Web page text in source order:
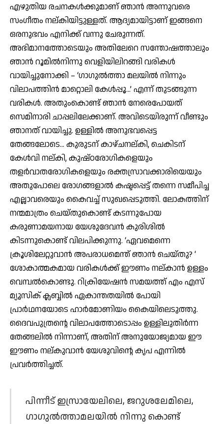
എഴുതിയ രചനകള്‍ക്കുമാണ് ഞാന്‍ അന്നുവരെ
സംഗീതം നല്കിയിട്ടുള്ളത്. ആദ്യമായിട്ടാണ് ഇങ്ങനെ
ഒരനുഭവം എനിക്ക് വന്നു ചേരുന്നത്.
അഭിമാനത്തോടെയും അതിലേറെ സന്തോഷത്താലും
ഞാന്‍ റൂമില്‍നിന്നു വെളിയിലിറങ്ങി വരികള്‍
വായിച്ചുനോക്കി – ‘ഗാഗുല്‍ത്താ മലയില്‍ നിന്നും
വിലാപത്തിന്‍ മാറ്റൊലി കേള്‍പ്പൂ…’ എന്ന് തുടങ്ങുന്ന
വരികള്‍. അതുംകൊണ്ട് ഞാന്‍ നേരെപോയത്
സെമിനാരി ചാപ്പലിലേക്കാണ്. അവിടെയിരുന്ന് വീണ്ടും
ഞാനത് വായിച്ചു. ഉള്ളില്‍ അനുഭവപ്പെട്ട
തേങ്ങലോടെ… കുരുടന് കാഴ്ചനല്കി, ചെകിടന്
കേള്‍വി നല്കി, കുഷ്ഠരോഗികളെയും
തളര്‍വാതരോഗികളെയും രക്തസ്രാവക്കാരിയെയും
അതുപോലെ രോഗങ്ങളാല്‍ കഷ്ടപ്പെട്ട് തന്നെ സമീപിച്ച
എല്ലാവരെയും കൈവച്ച് സുഖപ്പെടുത്തി. ലോകത്തിന്
നന്മമാത്രം ചെയ്തുകൊണ്ട് കടന്നുപോയ
കരുണാമയനായ യേശുദേവന്‍ കുരിശില്‍
കിടന്നുകൊണ്ട് വിലപിക്കുന്നു. ‘ഏവമെന്നെ
ക്രൂശിലേറ്റുവാന്‍ അപരാധമെന്ത് ഞാന്‍ ചെയ്തു? ‘
ശോകാത്മകമായ വരികള്‍ക്ക് ഈണം നല്കാന്‍ ഉള്ളം
വെമ്പല്‍കൊണ്ടു. റിക്രിയേഷന്‍ സമയത്ത് എം എസ്
മ്യൂസിക് ക്ലബ്ബില്‍ ഏകാന്തതയില്‍ പോയി
പ്രാര്‍ഥനയോടെ ഹാര്‍മോണിയം കൈയിലെടുത്തു.
ദൈവപുത്രന്റെ വിലാപത്തോടൊപ്പം ഉള്ളിലുതിര്‍ന്ന
തേങ്ങലില്‍ നിന്നാണ്, അതിന് അനുയോജ്യമായ ഈ
ഈണം നല്കുവാന്‍ യേശുവിന്റെ കൃപ എന്നില്‍
പ്രവര്‍ത്തിച്ചത്.
പിന്നീട് ഇസ്രായേലിലെ, ജറുശലേമിലെ,
ഗാഗുല്‍ത്താമലയില്‍ നിന്നു കൊണ്ട്